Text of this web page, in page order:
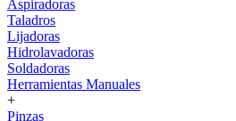
Aspiradoras
Taladros
Lijadoras
Hidrolavadoras
Soldadoras
Herramientas Manuales
+
Pinzas